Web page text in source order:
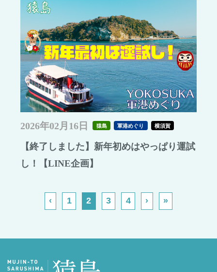
2026年02月16日 猿島 軍港めぐり 横須賀
【終了しました】新年初めはやっぱり運試
し！【LINE企画】
‹ 1 2 3 4 › »